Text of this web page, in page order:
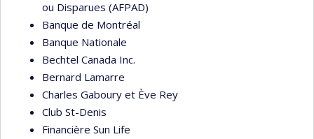
ou Disparues (AFPAD)
Banque de Montréal
Banque Nationale
Bechtel Canada Inc.
Bernard Lamarre
Charles Gaboury et Ève Rey
Club St-Denis
Financière Sun Life